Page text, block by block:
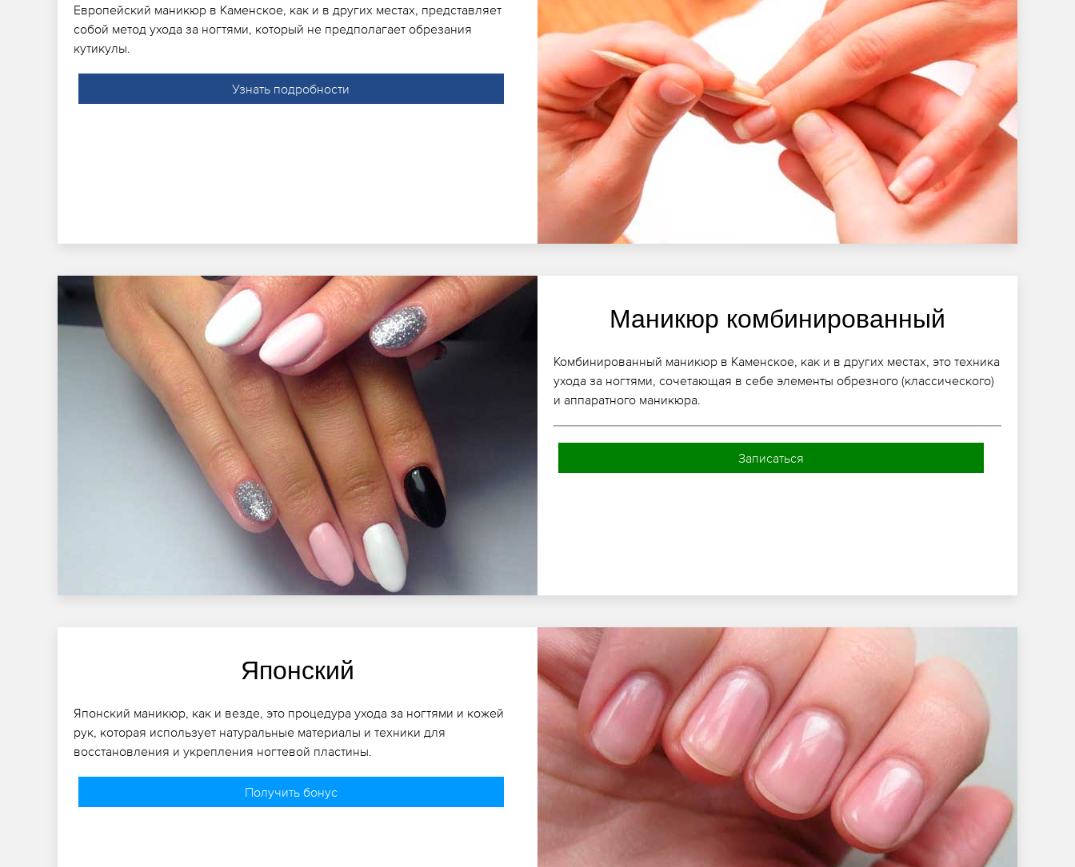
Европейский маникюр в Каменское, как и в других местах, представляет
собой метод ухода за ногтями, который не предполагает обрезания
кутикулы.
Узнать подробности
Маникюр комбинированный
Комбинированный маникюр в Каменское, как и в других местах, это техника
ухода за ногтями, сочетающая в себе элементы обрезного (классического)
и аппаратного маникюра.
Записаться
Японский
Японский маникюр, как и везде, это процедура ухода за ногтями и кожей
рук, которая использует натуральные материалы и техники для
восстановления и укрепления ногтевой пластины.
Получить бонус